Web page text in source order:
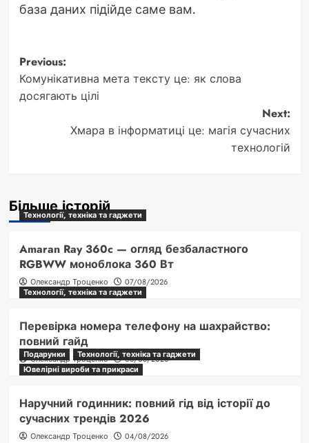
база даних підійде саме вам.
Post
navigation
Previous:
Комунікативна мета тексту це: як слова
досягають цілі
Next:
Хмара в інформатиці це: магія сучасних
технологій
Більше історій
Технології, техніка та гаджети
Amaran Ray 360c — огляд безбаластного
RGBWW моноблока 360 Вт
Олександр Троценко
07/08/2026
Технології, техніка та гаджети
Перевірка номера телефону на шахрайство:
повний гайд
Олександр Троценко 05/08/2026
Подарунки
Технології, техніка та гаджети
Ювелірні вироби та прикраси
Наручний годинник: повний гід від історії до
сучасних трендів 2026
Олександр Троценко 04/08/2026